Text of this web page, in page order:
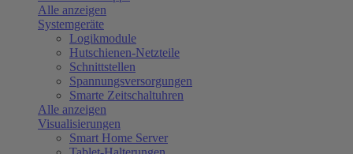
Alle anzeigen
Systemgeräte
Logikmodule
Hutschienen-Netzteile
Schnittstellen
Spannungsversorgungen
Smarte Zeitschaltuhren
Alle anzeigen
Visualisierungen
Smart Home Server